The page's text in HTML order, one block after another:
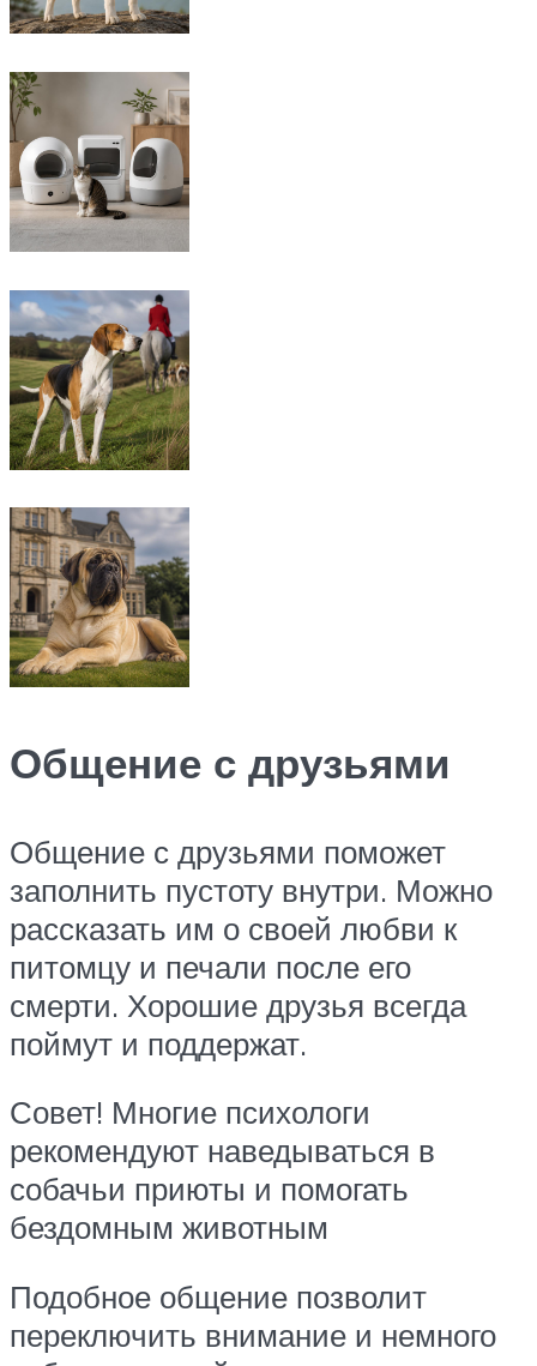
Общение с друзьями
Общение с друзьями поможет
заполнить пустоту внутри. Можно
рассказать им о своей любви к
питомцу и печали после его
смерти. Хорошие друзья всегда
поймут и поддержат.
Совет! Многие психологи
рекомендуют наведываться в
собачьи приюты и помогать
бездомным животным
Подобное общение позволит
переключить внимание и немного